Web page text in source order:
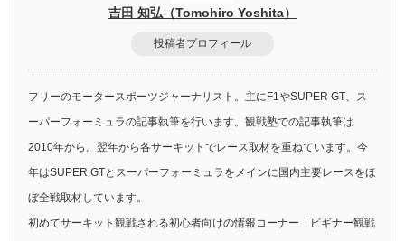
吉田 知弘（Tomohiro Yoshita）
投稿者プロフィール
フリーのモータースポーツジャーナリスト。主にF1やSUPER GT、ス
ーパーフォーミュラの記事執筆を行います。観戦塾での記事執筆は
2010年から。翌年から各サーキットでレース取材を重ねています。今
年はSUPER GTとスーパーフォーミュラをメインに国内主要レースをほ
ぼ全戦取材しています。
初めてサーキット観戦される初心者向けの情報コーナー「ビギナー観戦